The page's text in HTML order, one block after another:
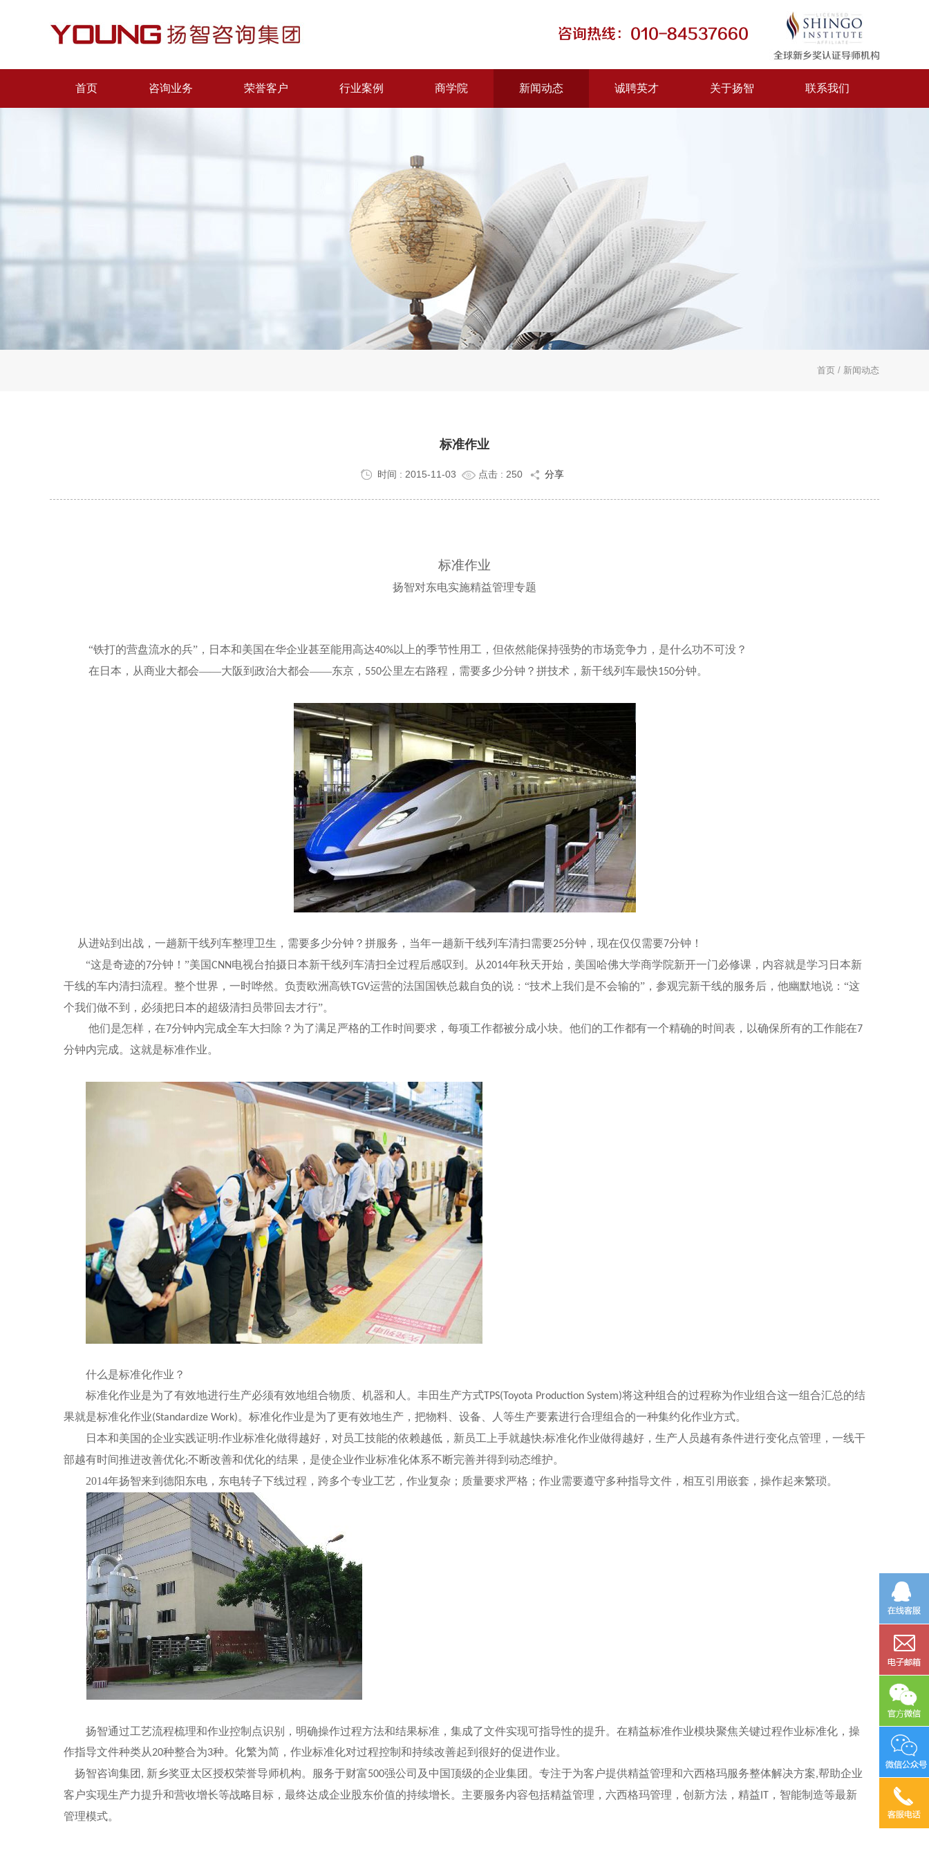
咨询热线：010-84537660
首页 咨询业务 荣誉客户 行业案例 商学院 新闻动态 诚聘英才 关于扬智 联系我们
首页 / 新闻动态
标准作业
时间 : 2015-11-03 点击 : 250 分享
标准作业
扬智对东电实施精益管理专题
“铁打的营盘流水的兵”，日本和美国在华企业甚至能用高达40%以上的季节性用工，但依然能保持强势的市场竞争力，是什么功不可没？
在日本，从商业大都会——大阪到政治大都会——东京， 550公里左右路程，需要多少分钟？拼技术，新干线列车最快150分钟。
从进站到出战，一趟新干线列车整理卫生，需要多少分钟？拼服务，当年一趟新干线列车清扫需要25分钟，现在仅仅需要7分钟！
“这是奇迹的7分钟！”美国CNN电视台拍摄日本新干线列车清扫全过程后感叹到。从2014年秋天开始，美国哈佛大学商学院新开一门必修课，内容就是学习日本新
干线的车内清扫流程。整个世界，一时哗然。负责欧洲高铁 TGV运营的法国国铁总裁自负的说：“技术上我们是不会输的”，参观完新干线的服务后，他幽默地说：“这
个我们做不到，必须把日本的超级清扫员带回去才行”。
他们是怎样，在7分钟内完成全车大扫除？为了满足严格的工作时间要求，每项工作都被分成小块。他们的工作都有一个精确的时间表，以确保所有的工作能在7
分钟内完成。这就是标准作业。
什么是标准化作业？
标准化作业是为了有效地进行生产必须有效地组合物质、机器和人。丰田生产方式 TPS(Toyota Production System)将这种组合的过程称为作业组合这一组合汇总的结
果就是标准化作业(Standardize Work)。标准化作业是为了更有效地生产，把物料、设备、人等生产要素进行合理组合的一种集约化作业方式。
日本和美国的企业实践证明:作业标准化做得越好，对员工技能的依赖越低，新员工上手就越快;标准化作业做得越好，生产人员越有条件进行变化点管理，一线干
部越有时间推进改善优化;不断改善和优化的结果，是使企业作业标准化体系不断完善并得到动态维护。
2014年扬智来到德阳东电，东电转子下线过程，跨多个专业工艺，作业复杂；质量要求严格；作业需要遵守多种指导文件，相互引用嵌套，操作起来繁琐。
扬智通过工艺流程梳理和作业控制点识别，明确操作过程方法和结果标准，集成了文件实现可指导性的提升。在精益标准作业模块聚焦关键过程作业标准化，操
作指导文件种类从20种整合为3种。化繁为简，作业标准化对过程控制和持续改善起到很好的促进作业。
扬智咨询集团 , 新乡奖亚太区授权荣誉导师机构。服务于财富500强公司及中国顶级的企业集团。专注于为客户提供精益管理和六西格玛服务整体解决方案,帮助企业
客户实现生产力提升和营收增长等战略目标，最终达成企业股东价值的持续增长。主要服务内容包括精益管理，六西格玛管理，创新方法，精益
，智能制造等最新
管理模式。